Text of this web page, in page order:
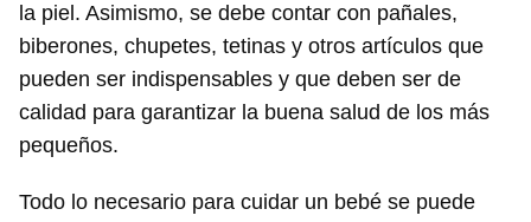
la piel. Asimismo, se debe contar con pañales,
biberones, chupetes, tetinas y otros artículos que
pueden ser indispensables y que deben ser de
calidad para garantizar la buena salud de los más
pequeños.
Todo lo necesario para cuidar un bebé se puede